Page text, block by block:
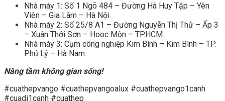
Nhà máy 1: Số 1 Ngõ 484 – Đường Hà Huy Tập – Yên
Viên – Gia Lâm – Hà Nội.
Nhà máy 2: Số 25/8 A1 – Đường Nguyễn Thị Thử – Ấp 3
– Xuân Thới Sơn – Hooc Môn – TP.HCM.
Nhà máy 3: Cụm công nghiệp Kim Bình – Kim Bình – TP.
Phủ Lý – Hà Nam.
Nâng tầm không gian sống!
#cuathepvango #cuathepvangoalux #cuathepvango1canh
#cuadi1canh #cuathep